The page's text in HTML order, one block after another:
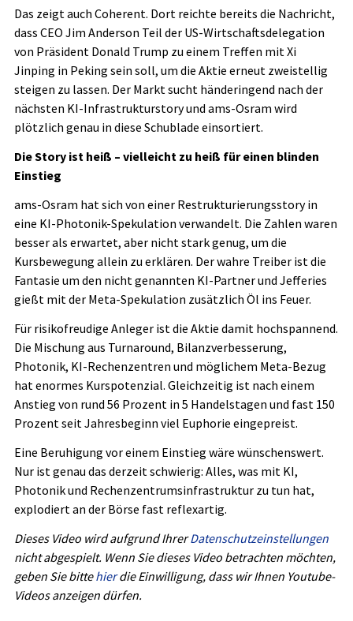
Das zeigt auch Coherent. Dort reichte bereits die Nachricht,
dass CEO Jim Anderson Teil der US-Wirtschaftsdelegation
von Präsident Donald Trump zu einem Treffen mit Xi
Jinping in Peking sein soll, um die Aktie erneut zweistellig
steigen zu lassen. Der Markt sucht händeringend nach der
nächsten KI-Infrastrukturstory und ams-Osram wird
plötzlich genau in diese Schublade einsortiert.
Die Story ist heiß – vielleicht zu heiß für einen blinden
Einstieg
ams-Osram hat sich von einer Restrukturierungsstory in
eine KI-Photonik-Spekulation verwandelt. Die Zahlen waren
besser als erwartet, aber nicht stark genug, um die
Kursbewegung allein zu erklären. Der wahre Treiber ist die
Fantasie um den nicht genannten KI-Partner und Jefferies
gießt mit der Meta-Spekulation zusätzlich Öl ins Feuer.
Für risikofreudige Anleger ist die Aktie damit hochspannend.
Die Mischung aus Turnaround, Bilanzverbesserung,
Photonik, KI-Rechenzentren und möglichem Meta-Bezug
hat enormes Kurspotenzial. Gleichzeitig ist nach einem
Anstieg von rund 56 Prozent in 5 Handelstagen und fast 150
Prozent seit Jahresbeginn viel Euphorie eingepreist.
Eine Beruhigung vor einem Einstieg wäre wünschenswert.
Nur ist genau das derzeit schwierig: Alles, was mit KI,
Photonik und Rechenzentrumsinfrastruktur zu tun hat,
explodiert an der Börse fast reflexartig.
Dieses Video wird aufgrund IhrerDatenschutzeinstellungen
nicht abgespielt. Wenn Sie dieses Video betrachten möchten,
geben Sie bittehierdie Einwilligung, dass wir Ihnen Youtube-
Videos anzeigen dürfen.